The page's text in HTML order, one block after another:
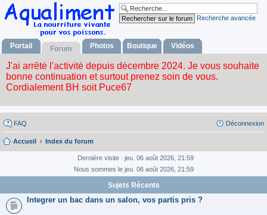
Recherche avancée
Portail Forum Photos Boutique Vidéos
FAQ Déconnexion
Accueil Index du forum
Dernière visite : jeu. 06 août 2026, 21:59
Nous sommes le jeu. 06 août 2026, 21:59
Sujets Récents
Integrer un bac dans un salon, vos partis pris ?